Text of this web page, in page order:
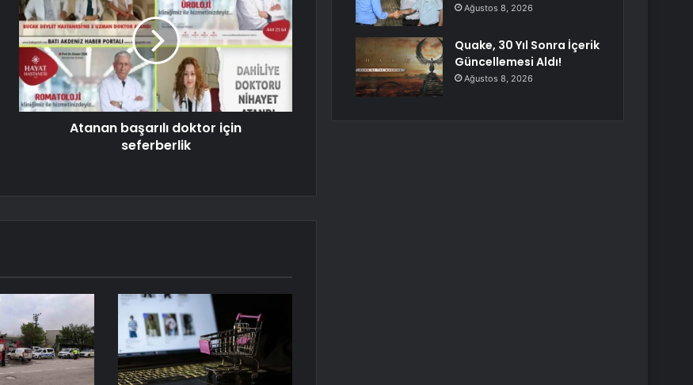
Atanan başarılı doktor için
seferberlik
Ağustos 8, 2026
Quake, 30 Yıl Sonra İçerik
Güncellemesi Aldı!
Ağustos 8, 2026